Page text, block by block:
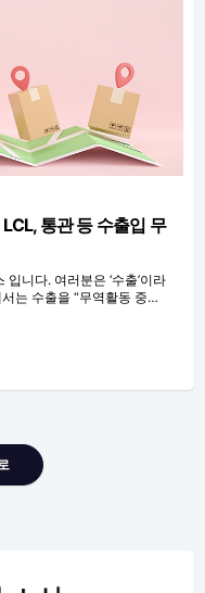
통관 등 수출입 무
니다. 여러분은 ‘수출’이라
는 수출을 “무역활동 중…